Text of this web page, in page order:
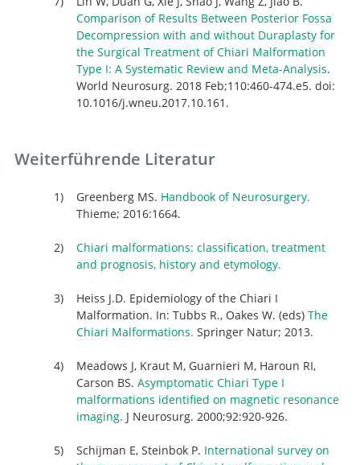
Comparison of Results Between Posterior Fossa
Decompression with and without Duraplasty for
the Surgical Treatment of Chiari Malformation
Type I: A Systematic Review and Meta-Analysis.
World Neurosurg. 2018 Feb;110:460-474.e5. doi:
10.1016/j.wneu.2017.10.161.
Weiterführende Literatur
Greenberg MS. Handbook of Neurosurgery.
Thieme; 2016:1664.
Chiari malformations: classification, treatment
and prognosis, history and etymology.
Heiss J.D. Epidemiology of the Chiari I
Malformation. In: Tubbs R., Oakes W. (eds) The
Chiari Malformations. Springer Natur; 2013.
Meadows J, Kraut M, Guarnieri M, Haroun RI,
Carson BS. Asymptomatic Chiari Type I
malformations identified on magnetic resonance
imaging. J Neurosurg. 2000;92:920-926.
Schijman E, Steinbok P. International survey on